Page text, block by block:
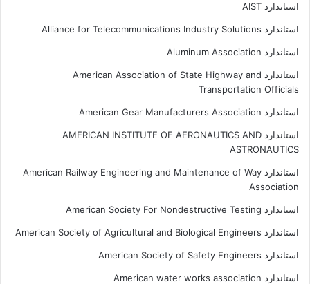
استاندارد AIST
استاندارد Alliance for Telecommunications Industry Solutions
استاندارد Aluminum Association
استاندارد American Association of State Highway and
Transportation Officials
استاندارد American Gear Manufacturers Association
استاندارد AMERICAN INSTITUTE OF AERONAUTICS AND
ASTRONAUTICS
استاندارد American Railway Engineering and Maintenance of Way
Association
استاندارد American Society For Nondestructive Testing
استاندارد American Society of Agricultural and Biological Engineers
استاندارد American Society of Safety Engineers
استاندارد American water works association